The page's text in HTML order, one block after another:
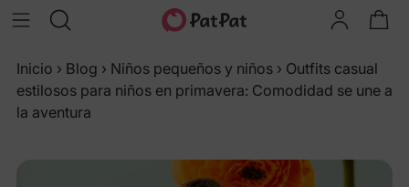
Inicio › Blog › Niños pequeños y niños › Outfits casual
estilosos para niños en primavera: Comodidad se une a
la aventura